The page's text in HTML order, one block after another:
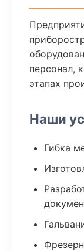
персонал,
этапах
Наши
Гибка